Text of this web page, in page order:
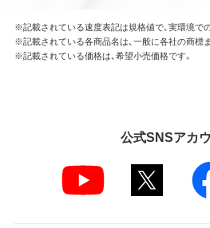
※記載されている速度表記は規格値で、実環境で
※記載されている各商品名は、一般に各社の商標
※記載されている価格は、希望小売価格です。
公式SNSアカ